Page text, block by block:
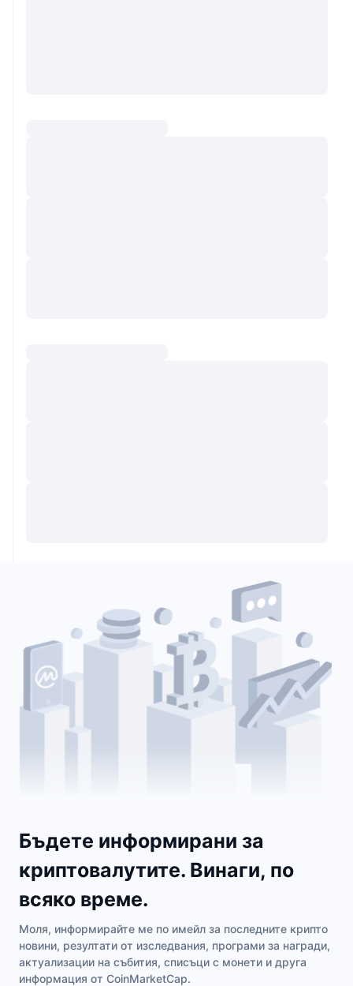
Бъдете информирани за
криптовалутите. Винаги, по
всяко време.
Моля, информирайте ме по имейл за последните крипто
новини, резултати от изследвания, програми за награди,
актуализации на събития, списъци с монети и друга
информация от CoinMarketCap.